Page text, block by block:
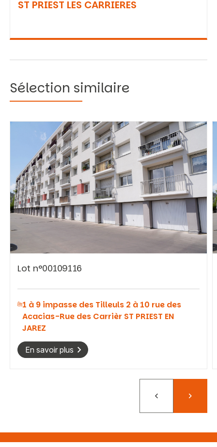
Rechercher
ST PRIEST LES CARRIERES
Sélection similaire
Lot n°00109116
1 à 9 impasse des Tilleuls 2 à 10 rue des
Acacias-Rue des Carrièr ST PRIEST EN
JAREZ
En savoir plus
PrécédentSuivant